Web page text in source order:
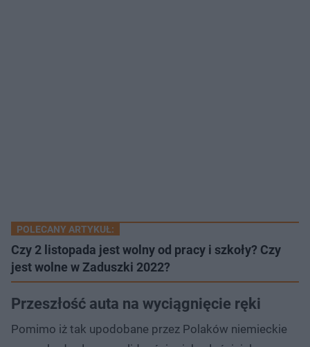
POLECANY ARTYKUŁ:
Czy 2 listopada jest wolny od pracy i szkoły? Czy
jest wolne w Zaduszki 2022?
Przeszłość auta na wyciągnięcie ręki
Pomimo iż tak upodobane przez Polaków niemieckie